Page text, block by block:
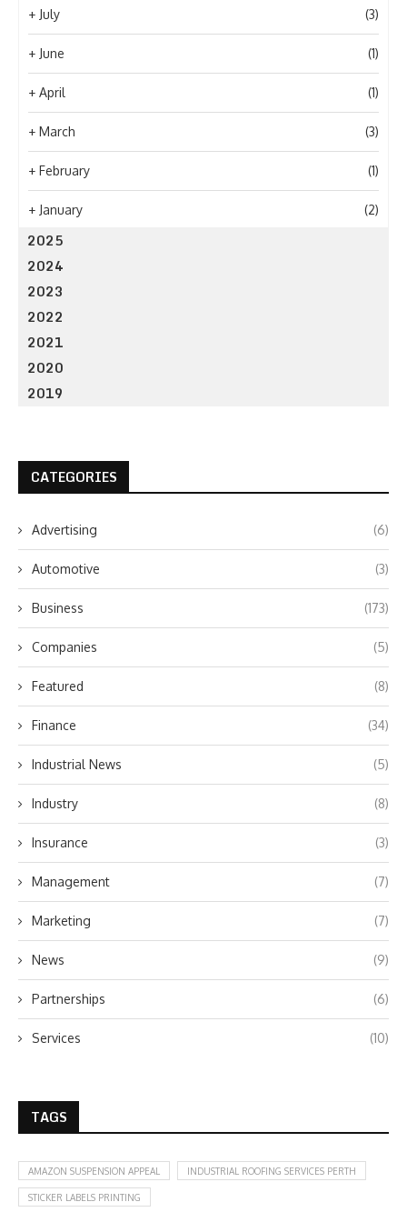
+ July (3)
+ June (1)
+ April (1)
+ March (3)
+ February (1)
+ January (2)
2025
2024
2023
2022
2021
2020
2019
CATEGORIES
Advertising (6)
Automotive (3)
Business (173)
Companies (5)
Featured (8)
Finance (34)
Industrial News (5)
Industry (8)
Insurance (3)
Management (7)
Marketing (7)
News (9)
Partnerships (6)
Services (10)
TAGS
AMAZON SUSPENSION APPEAL INDUSTRIAL ROOFING SERVICES PERTH
STICKER LABELS PRINTING